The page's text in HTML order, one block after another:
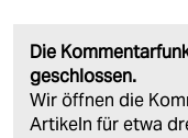
Die
geschlossen.
Wir öffnen die
Artikeln für etwa